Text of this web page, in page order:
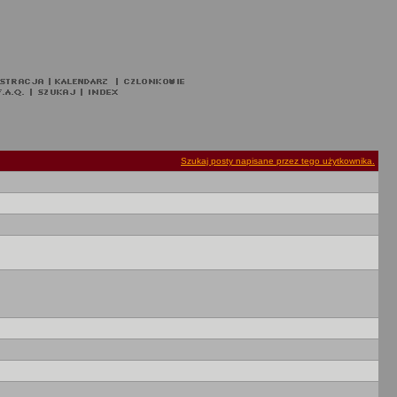
Szukaj posty napisane przez tego użytkownika.